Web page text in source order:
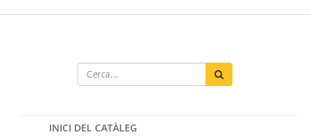
INICI DEL CATÀLEG